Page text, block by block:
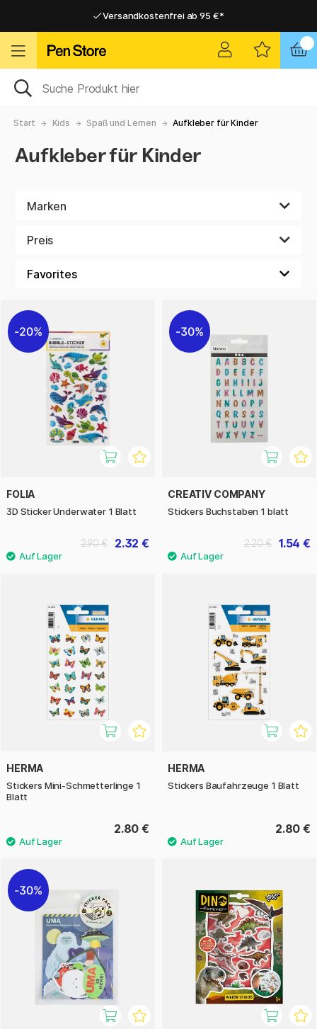
Versandkostenfrei ab 95 €*
Versandkostenfrei ab 95 €*
Start Kids Spaß und Lernen Aufkleber für Kinder
Aufkleber für Kinder
Marken
Preis
20%
FOLIA
3D Sticker Underwater 1 Blatt
2.32 €
2.90 €
30%
CREATIV COMPANY
Stickers Buchstaben 1 blatt
1.54 €
2.20 €
HERMA
Stickers Mini-Schmetterlinge 1
Blatt
2.80 €
HERMA
Stickers Baufahrzeuge 1 Blatt
2.80 €
30%